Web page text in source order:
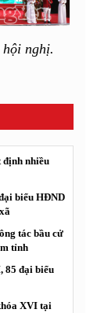
nghị.
nhiều
biểu HĐND
tác bầu cử
tỉnh
85 đại biểu
XVI tại